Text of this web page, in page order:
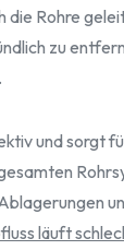
die Rohre
zu
und sorgt
läuft